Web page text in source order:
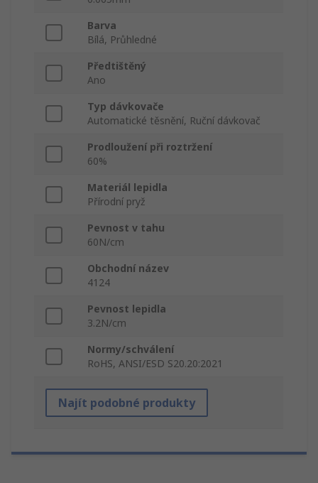
Barva
Bílá, Průhledné
Předtištěný
Ano
Typ dávkovače
Automatické těsnění, Ruční dávkovač
Prodloužení při roztržení
60%
Materiál lepidla
Přírodní pryž
Pevnost v tahu
60N/cm
Obchodní název
4124
Pevnost lepidla
3.2N/cm
Normy/schválení
RoHS, ANSI/ESD S20.20:2021
Najít podobné produkty